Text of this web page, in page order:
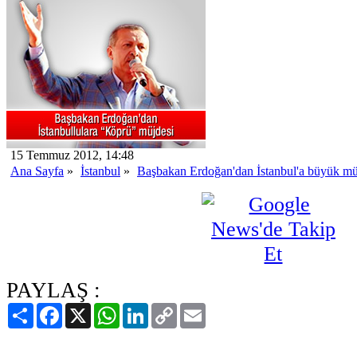
15 Temmuz 2012, 14:48
Ana Sayfa » İstanbul » Başbakan Erdoğan'dan İstanbul'a büyük
PAYLAŞ :
PaylaşFacebook
X WhatsAppLinkedIn
Copy
Link